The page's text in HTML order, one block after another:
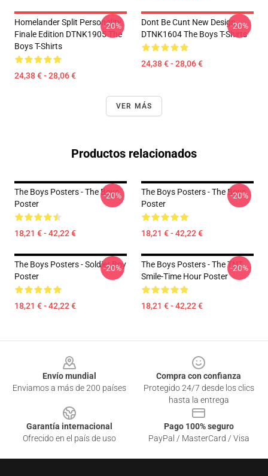
Homelander Split Personality
Finale Edition DTNK1905 The
Boys T-Shirts
24,38 € - 28,06 €
-20%
Dont Be Cunt New Design
DTNK1604 The Boys T-Shirts
24,38 € - 28,06 €
-20%
VER MÁS
Productos relacionados
The Boys Posters - The Boys
Poster
18,21 € - 42,22 €
-20%
The Boys Posters - The Boys
Poster
18,21 € - 42,22 €
-20%
The Boys Posters - Soldier Boy
Poster
18,21 € - 42,22 €
-20%
The Boys Posters - The TNT
Smile-Time Hour Poster
18,21 € - 42,22 €
-20%
Envío mundial
Enviamos a más de 200 países
Compra con confianza
Protegido 24/7 desde los clics
hasta la entrega
Garantía internacional
Ofrecido en el país de uso
Pago 100% seguro
PayPal / MasterCard / Visa